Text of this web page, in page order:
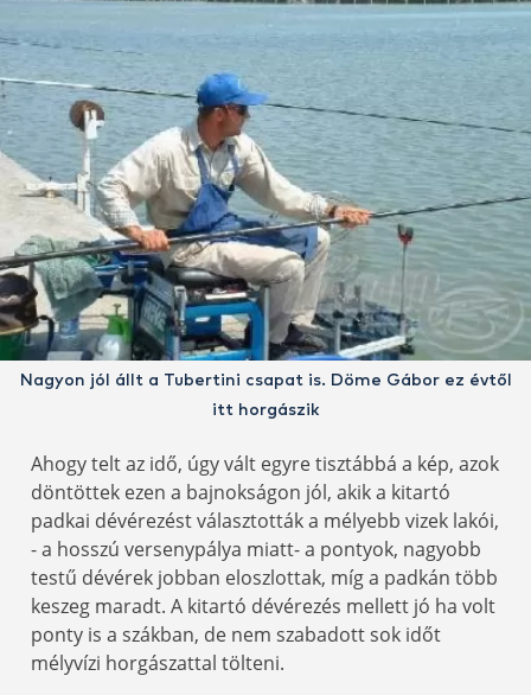
Nagyon jól állt a Tubertini csapat is. Döme Gábor ez évtől
itt horgászik
Ahogy telt az idő, úgy vált egyre tisztábbá a kép, azok
döntöttek ezen a bajnokságon jól, akik a kitartó
padkai dévérezést választották a mélyebb vizek lakói,
- a hosszú versenypálya miatt- a pontyok, nagyobb
testű dévérek jobban eloszlottak, míg a padkán több
keszeg maradt. A kitartó dévérezés mellett jó ha volt
ponty is a szákban, de nem szabadott sok időt
mélyvízi horgászattal tölteni.